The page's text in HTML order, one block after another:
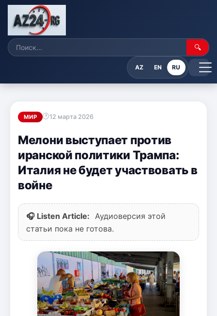
🔍
AZ EN RU
МИР 12 марта 2026
Мелони выступает против
иранской политики Трампа:
Италия не будет участвовать в
войне
🎧 Listen Article:
Аудиоверсия этой
статьи пока не готова.